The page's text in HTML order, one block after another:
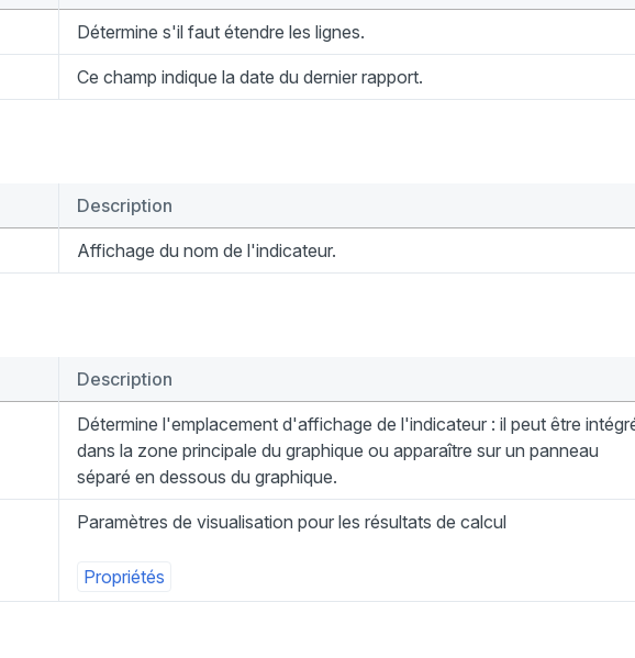
Détermine s'il faut étendre les lignes.
Ce champ indique la date du dernier rapport.
Description
Affichage du nom de l'indicateur.
Description
Détermine l'emplacement d'affichage de l'indicateur : il peut être
dans la zone principale du graphique ou apparaître sur un panneau
séparé en dessous du graphique.
Paramètres de visualisation pour les résultats de calcul
Propriétés